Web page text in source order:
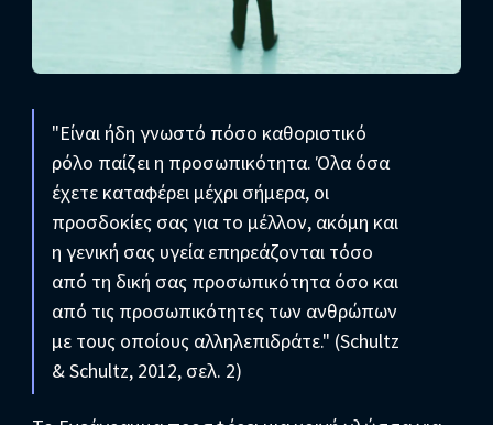
"Είναι ήδη γνωστό πόσο καθοριστικό
ρόλο παίζει η προσωπικότητα. Όλα όσα
έχετε καταφέρει μέχρι σήμερα, οι
προσδοκίες σας για το μέλλον, ακόμη και
η γενική σας υγεία επηρεάζονται τόσο
από τη δική σας προσωπικότητα όσο και
από τις προσωπικότητες των ανθρώπων
με τους οποίους αλληλεπιδράτε." (Schultz
& Schultz, 2012, σελ. 2)